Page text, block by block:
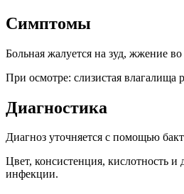
Симптомы
Больная жалуется на зуд, жжение
При осмотре: слизистая влагалища
Диагностика
Диагноз уточняется с помощью
Цвет, консистенция, кислотность и
инфекции.